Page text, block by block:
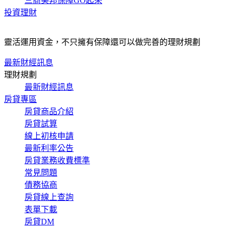
投資理財
靈活運用資金，不只擁有保障還可以做完善的理財規劃
最新財經訊息
理財規劃
最新財經訊息
房貸專區
房貸商品介紹
房貸試算
線上初核申請
最新利率公告
房貸業務收費標準
常見問題
債務協商
房貸線上查詢
表單下載
房貸DM